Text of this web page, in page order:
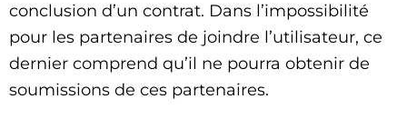
conclusion d’un contrat. Dans l’impossibilité
pour les partenaires de joindre l’utilisateur, ce
dernier comprend qu’il ne pourra obtenir de
soumissions de ces partenaires.